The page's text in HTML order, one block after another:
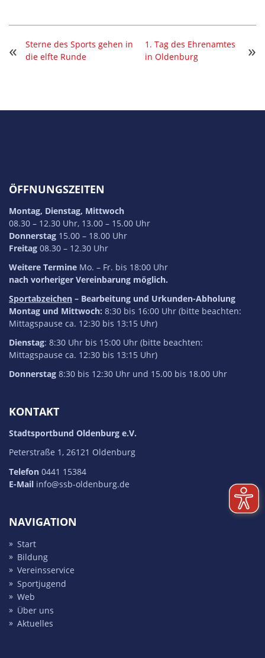
«
Sterne des Sports gehen in
die elfte Runde
1. Tag des Ehrenamtes
in Oldenburg
»
ÖFFNUNGSZEITEN
Montag, Dienstag, Mittwoch
08.30 – 12.30 Uhr, 13.00 – 15.00 Uhr
Donnerstag 15.00 – 18.00 Uhr
Freitag 08.30 – 12.30 Uhr
Weitere Termine Mo. – Fr. bis 18:00 Uhr
nach vorheriger Vereinbarung möglich.
Sportabzeichen – Bearbeitung und Urkunden-Abholung
Montag und Mittwoch: 8:30 bis 16:00 Uhr (bitte beachten:
Mittagspause ca. 12:30 bis 13:15 Uhr)
Dienstag: 8:30 Uhr bis 15:00 Uhr (bitte beachten:
Mittagspause ca. 12:30 bis 13:15 Uhr)
Donnerstag 8:30 bis 12:30 Uhr und 15.00 bis 18.00 Uhr
KONTAKT
Stadtsportbund Oldenburg e.V.
Peterstraße 1, 26121 Oldenburg
Telefon 0441 15384
E-Mail info@ssb-oldenburg.de
NAVIGATION
Start
Bildung
Vereins­service
Sport­jugend
Web
Über uns
Aktuelles